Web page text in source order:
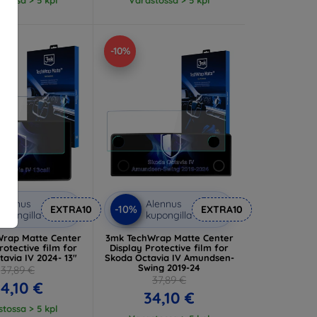
Alennus
kupongilla
EXTRA10
Matte Center
film for
IV 2024- 13"
37,89 €
€
> 5 kpl
-10%
-10%
Alennus
kupongilla
EXTRA10
3mk TechWrap Matte Center
Display Protective film for
Skoda Octavia IV Amundsen-
Swing 2019-24
37,89 €
34,10 €